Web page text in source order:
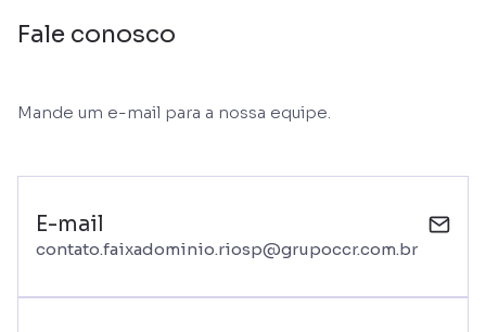
Fale conosco
Mande um e-mail para a nossa equipe.
E-mail
contato.faixadominio.riosp@grupoccr.com.br